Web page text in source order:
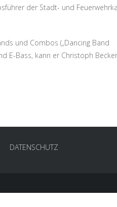
der Stadt- und
und Combos („Dancing Band
E-Bass, kann er Christoph
DATENSCHUTZ